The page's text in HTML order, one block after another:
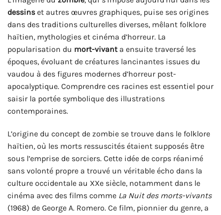
dessins et autres œuvres graphiques, puise ses origines
dans des traditions culturelles diverses, mêlant folklore
haïtien, mythologies et cinéma d’horreur. La
popularisation du mort-vivanta ensuite traversé les
époques, évoluant de créatures lancinantes issues du
vaudou à des figures modernes d’horreur post-
apocalyptique. Comprendre ces racines est essentiel pour
saisir la portée symbolique des illustrations
contemporaines.
L’origine du concept de zombie se trouve dans le folklore
haïtien, où les morts ressuscités étaient supposés être
sous l’emprise de sorciers. Cette idée de corps réanimé
sans volonté propre a trouvé un véritable écho dans la
culture occidentale au XXe siècle, notamment dans le
cinéma avec des films comme La Nuit des morts-vivants
(1968) de George A. Romero. Ce film, pionnier du genre, a